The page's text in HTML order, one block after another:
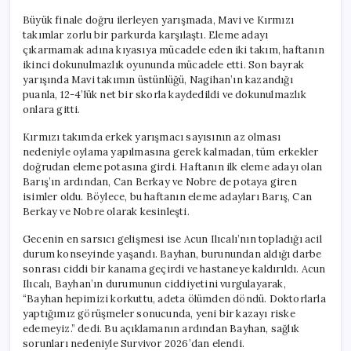
Büyük finale doğru ilerleyen yarışmada, Mavi ve Kırmızı
takımlar zorlu bir parkurda karşılaştı. Eleme adayı
çıkarmamak adına kıyasıya mücadele eden iki takım, haftanın
ikinci dokunulmazlık oyununda mücadele etti. Son bayrak
yarışında Mavi takımın üstünlüğü, Nagihan’ın kazandığı
puanla, 12-4’lük net bir skorla kaydedildi ve dokunulmazlık
onlara gitti.
Kırmızı takımda erkek yarışmacı sayısının az olması
nedeniyle oylama yapılmasına gerek kalmadan, tüm erkekler
doğrudan eleme potasına girdi. Haftanın ilk eleme adayı olan
Barış’ın ardından, Can Berkay ve Nobre de potaya giren
isimler oldu. Böylece, bu haftanın eleme adayları Barış, Can
Berkay ve Nobre olarak kesinleşti.
Gecenin en sarsıcı gelişmesi ise Acun Ilıcalı’nın topladığı acil
durum konseyinde yaşandı. Bayhan, burunundan aldığı darbe
sonrası ciddi bir kanama geçirdi ve hastaneye kaldırıldı. Acun
Ilıcalı, Bayhan’ın durumunun ciddiyetini vurgulayarak,
“Bayhan hepimizi korkuttu, adeta ölümden döndü. Doktorlarla
yaptığımız görüşmeler sonucunda, yeni bir kazayı riske
edemeyiz.” dedi. Bu açıklamanın ardından Bayhan, sağlık
sorunları nedeniyle Survivor 2026’dan elendi.